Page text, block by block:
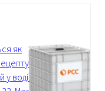
як
у воді.